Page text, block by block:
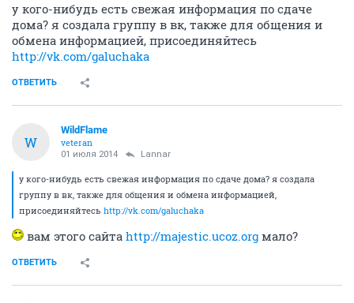
у кого-нибудь есть свежая информация по сдаче
дома? я создала группу в вк, также для общения и
обмена информацией, присоединяйтесь
http://vk.com/galuchaka
ОТВЕТИТЬ
W
WildFlame
veteran
01 июля 2014 Lannar
у кого-нибудь есть свежая информация по сдаче дома? я создала
группу в вк, также для общения и обмена информацией,
присоединяйтесь http://vk.com/galuchaka
вам этого сайта http://majestic.ucoz.org мало?
ОТВЕТИТЬ